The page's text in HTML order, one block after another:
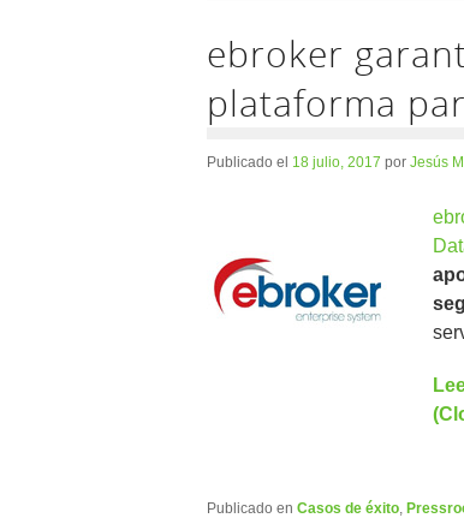
ebroker
plataforma
Publicado el 18 julio, 2017 por Jesús
Publicado en Casos de éxito